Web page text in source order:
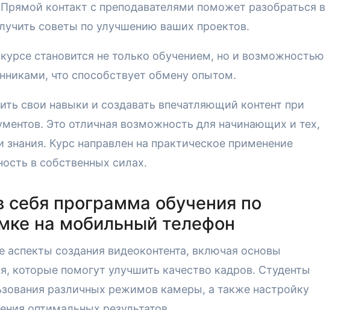
Прямой контакт с преподавателями поможет разобраться в
советы по улучшению ваших проектов.
становится не только обучением, но и возможностью
что способствует обмену опытом.
свои навыки и создавать впечатляющий контент при
Это отличная возможность для начинающих и тех,
знания. Курс направлен на практическое применение
в собственных силах.
себя программа обучения по
на мобильный телефон
аспекты создания видеоконтента, включая основы
которые помогут улучшить качество кадров. Студенты
различных режимов камеры, а также настройку